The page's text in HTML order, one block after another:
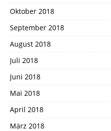
Oktober 2018
September 2018
August 2018
Juli 2018
Juni 2018
Mai 2018
April 2018
März 2018